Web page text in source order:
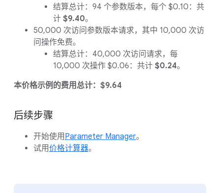
结算总计：94 个参数版本，每个 $0.10：共
计 $9.40。
50,000 次访问参数版本请求，其中 10,000 次访
问操作免费。
结算总计：40,000 次访问请求，每
10,000 次操作 $0.06：共计 $0.24。
本价格示例的费用总计：$9.64
后续步骤
开始使用 Parameter Manager。
试用价格计算器。